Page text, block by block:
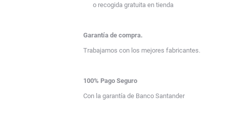
o recogida gratuita en tienda
Garantía de compra.
Trabajamos con los mejores fabricantes.
100% Pago Seguro
Con la garantía de Banco Santander